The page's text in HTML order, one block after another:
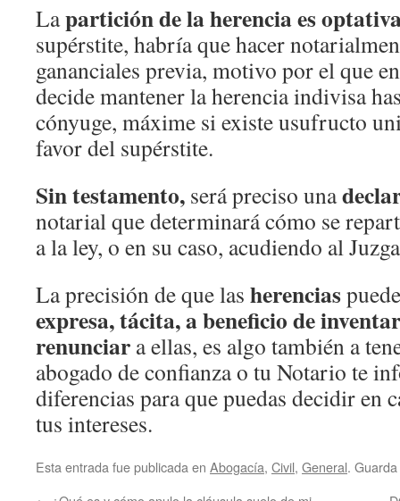
Lapartición de la herencia es
supérstite, habría que hacer
gananciales previa, motivo por el que
decide mantener la herencia indivisa
cónyuge, máxime si existe usufructo
favor del supérstite.
Sin testamento, será preciso una
notarial que determinará cómo se
a la ley, o en su caso, acudiendo al
La precisión de que las herencias
expresa, tácita, a beneficio de
renunciar a ellas, es algo también a
abogado de confianza o tu Notario te
diferencias para que puedas decidir en
tus intereses.
Esta entrada fue publicada en Abogacía, Civil, General.